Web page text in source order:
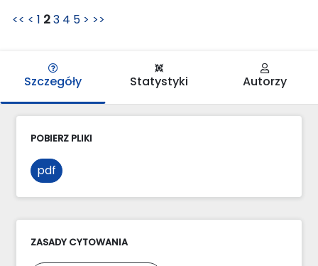
<< < 1 23 4 5 > >>
Szczegóły Statystyki Autorzy
POBIERZ PLIKI
pdf
ZASADY CYTOWANIA